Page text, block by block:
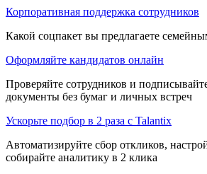
Корпоративная поддержка сотрудников
Какой соцпакет вы предлагаете
Оформляйте кандидатов онлайн
Проверяйте сотрудников и
документы без бумаг и личных встреч
Ускорьте подбор в 2 раза с Talantix
Автоматизируйте сбор откликов,
собирайте аналитику в 2 клика